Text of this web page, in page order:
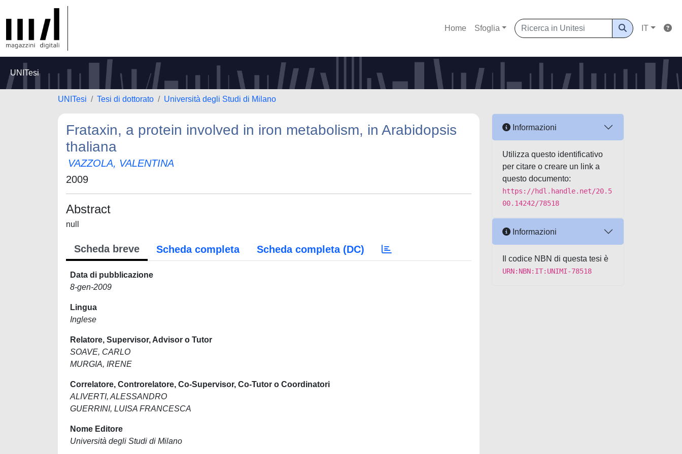
Home Sfoglia IT
UNITesi
UNITesi Tesi di dottorato Università degli Studi di Milano
Frataxin, a protein involved in iron metabolism, in Arabidopsis
thaliana
VAZZOLA, VALENTINA
2009
Abstract
null
Scheda breve Scheda completa Scheda completa (DC)
Data di pubblicazione
8-gen-2009
Lingua
Inglese
Relatore, Supervisor, Advisor o Tutor
SOAVE, CARLO
MURGIA, IRENE
Correlatore, Controrelatore, Co-Supervisor, Co-Tutor o Coordinatori
ALIVERTI, ALESSANDRO
GUERRINI, LUISA FRANCESCA
Nome Editore
Università degli Studi di Milano
Informazioni
Utilizza questo identificativo
per citare o creare un link a
questo documento:
https://hdl.handle.net/20.5
00.14242/78518
Informazioni
Il codice NBN di questa tesi è
URN:NBN:IT:UNIMI-78518